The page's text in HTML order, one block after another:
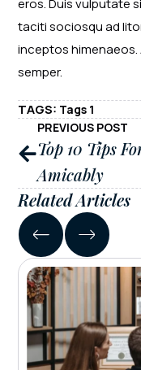
eros. Duis vulputate
taciti sociosqu ad
inceptos
semper.
TAGS: Tags 1
PREVIOUS POST
Top 10 Tips
Amicably
Related Articles